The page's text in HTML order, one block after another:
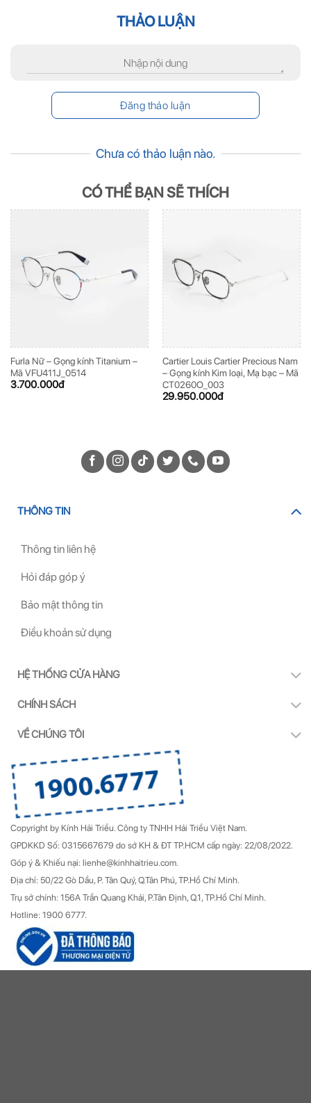
THẢO LUẬN
Chưa có thảo luận nào.
CÓ THỂ BẠN SẼ THÍCH
Furla Nữ – Gọng kính Titanium –
Mã VFU411J_0514
3.700.000đ
Cartier Louis Cartier Precious Nam
– Gọng kính Kim loại, Mạ bạc – Mã
CT0260O_003
29.950.000đ
THÔNG TIN
Thông tin liên hệ
Hỏi đáp góp ý
Bảo mật thông tin
Điều khoản sử dụng
HỆ THỐNG CỬA HÀNG
CHÍNH SÁCH
VỀ CHÚNG TÔI
Copyright by Kính Hải Triều.Công ty TNHH Hải Triều Việt Nam.
GPDKKD Số: 0315667679 do sở KH & ĐT TP.HCM cấp ngày: 22/08/2022.
Góp ý & Khiếu nại: lienhe@kinhhaitrieu.com.
Địa chỉ: 50/22 Gò Dầu, P. Tân Quý, Q.Tân Phú, TP.Hồ Chí Minh.
Trụ sở chính: 156A Trần Quang Khải, P.Tân Định, Q.1, TP.Hồ Chí Minh.
Hotline: 1900 6777.